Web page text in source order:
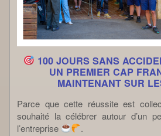
100 JOURS SANS
UN PREMIER CAP
MAINTENANT SUR
Parce que cette réussite est
souhaité la célébrer autour d’un
l’entreprise
.